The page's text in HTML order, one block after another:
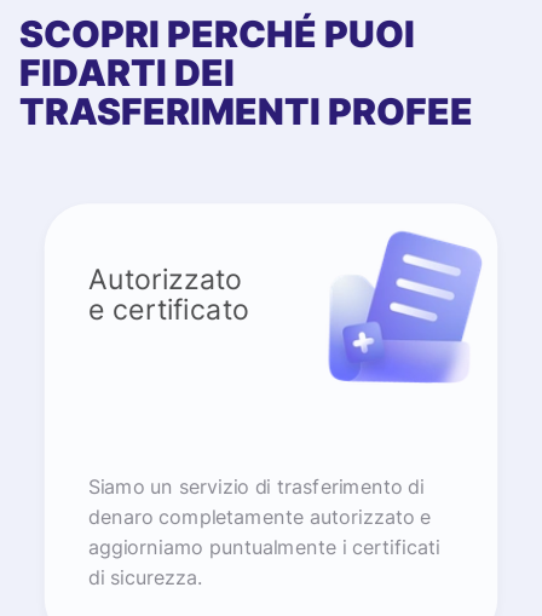
SCOPRI PERCHÉ PUOI
FIDARTI DEI
TRASFERIMENTI PROFEE
Autorizzato
e certificato
Siamo un servizio di trasferimento di
denaro completamente autorizzato e
aggiorniamo puntualmente i certificati
di sicurezza.